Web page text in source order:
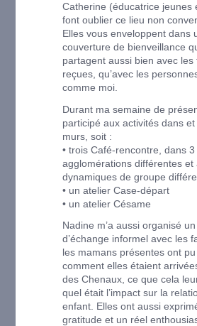
Catherine (éducatrice jeunes
font oublier ce lieu non
Elles vous enveloppent dans
couverture de bienveillance
partagent aussi bien avec les
reçues, qu’avec les
comme moi.
Durant ma semaine de
participé aux activités dans
murs, soit :
• trois Café-rencontre, dans 3
agglomérations différentes et
dynamiques de groupe
• un atelier Case-départ
• un atelier Césame
Nadine m’a aussi organisé
d’échange informel avec les
les mamans présentes ont
comment elles étaient
des Chenaux, ce que cela
quel était l’impact sur la
enfant. Elles ont aussi
gratitude et un réel